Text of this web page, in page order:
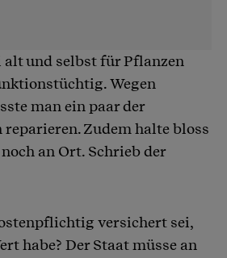
alt und selbst für Pflanzen
Wegen
man ein paar der
Zudem halte bloss
an Ort. Schrieb der
versichert sei,
habe? Der Staat müsse an